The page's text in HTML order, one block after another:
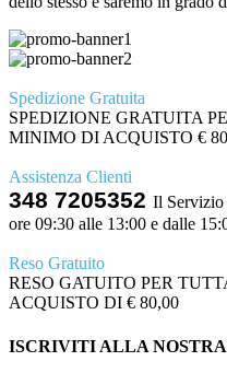
Spedizione Gratuita
SPEDIZIONE GRATUITA
MINIMO DI ACQUISTO €
Assistenza Clienti
348 7205352 Il Servizio
ore 09:30 alle 13:00 e dalle
Reso Gratuito
RESO GATUITO PER
ACQUISTO DI € 80,00
ISCRIVITI ALLA